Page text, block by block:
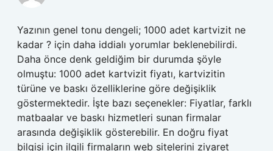
Yazının genel tonu dengeli; 1000 adet kartvizit ne
kadar ? için daha iddialı yorumlar beklenebilirdi.
Daha önce denk geldiğim bir durumda şöyle
olmuştu: 1000 adet kartvizit fiyatı, kartvizitin
türüne ve baskı özelliklerine göre değişiklik
göstermektedir. İşte bazı seçenekler: Fiyatlar, farklı
matbaalar ve baskı hizmetleri sunan firmalar
arasında değişiklik gösterebilir. En doğru fiyat
bilgisi için ilgili firmaların web sitelerini ziyaret